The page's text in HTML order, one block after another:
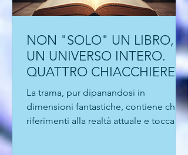
NON "SOLO" UN LIBRO,
UN UNIVERSO INTERO.
QUATTRO CHIACCHIERE
CON AMIRA LE VAINE
La trama, pur dipanandosi in